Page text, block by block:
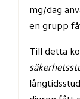
mg/dag
en grupp
Till detta